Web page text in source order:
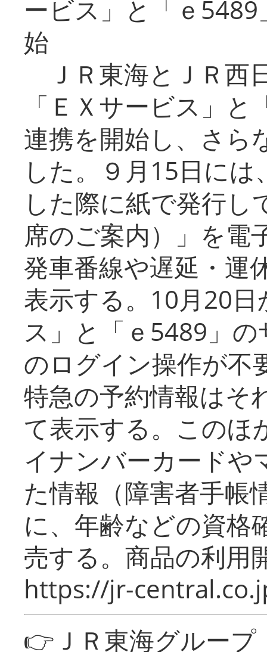
ービス」と「ｅ
始
ＪＲ東海とＪＲ西
「ＥＸサービス」
連携を開始し、さら
した。９月15日に
した際に紙で発行し
席のご案内）」を電
発車番線や遅延・運
表示する。10月20
ス」と「ｅ5489」
のログイン操作が不
特急の予約情報はそ
て表示する。このほ
イナンバーカードや
た情報（障害者手帳
に、年齢などの資格
売する。商品の利用
https://jr-
👉ＪＲ東海グルー